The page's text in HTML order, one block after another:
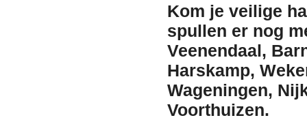
Kom je veilige
spullen er nog
Veenendaal,
Harskamp,
Wageningen,
Voorthuizen.